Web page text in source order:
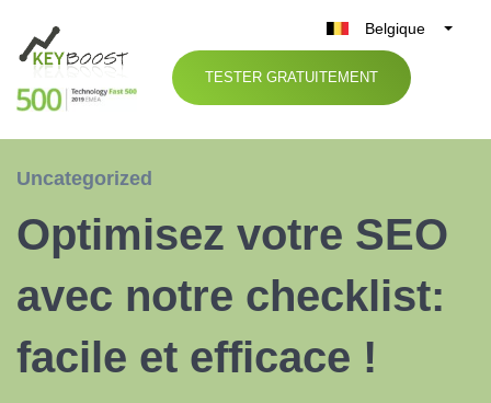
Belgique
België
Nederland
España
TESTER GRATUITEMENT
Uncategorized
Optimisez votre SEO
avec notre checklist:
facile et efficace !